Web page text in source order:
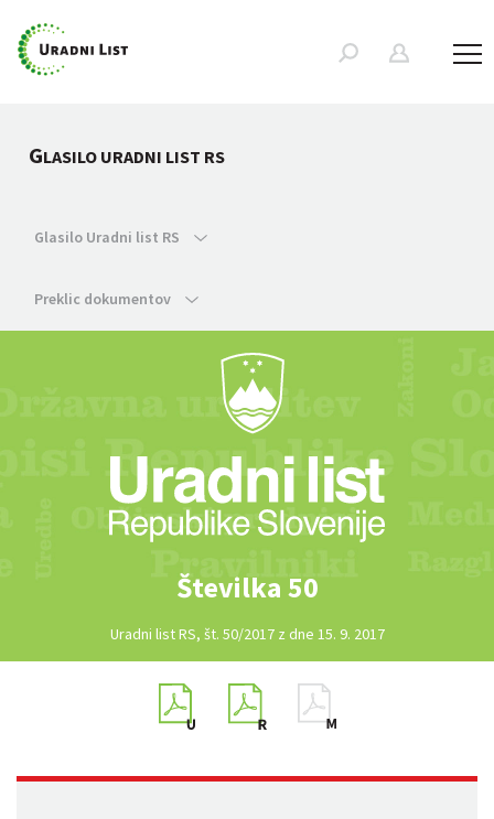
GLASILO URADNI LIST RS
Glasilo Uradni list RS
Preklic dokumentov
Številka 50
Uradni list RS, št. 50/2017 z dne 15. 9. 2017